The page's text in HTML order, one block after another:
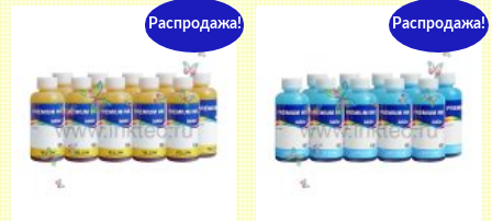
Распродажа! Распродажа!